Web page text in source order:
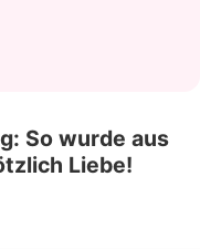
So wurde aus
Liebe!